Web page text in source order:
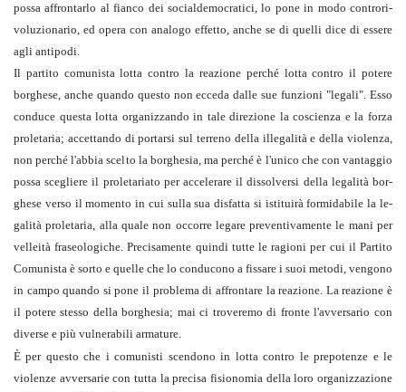
possa affrontarlo al fianco dei socialdemocratici, lo pone in modo controri­
voluzio­nario, ed opera con analogo effetto, anche se di quelli dice di essere
agli antipodi.
Il partito comunista lotta contro la reazione perché lotta contro il potere
borghese, anche quando questo non ecceda dalle sue funzioni "legali". Esso
conduce questa lotta organizzando in tale direzione la coscienza e la forza
proletaria; accettando di portarsi sul terreno della illegalità e della violenza,
non perché l'abbia scelto la borghesia, ma perché è l'unico che con vantag­gio
possa scegliere il proletariato per accelerare il dissolversi della legalità bor­
ghese verso il momento in cui sulla sua disfatta si istituirà formidabile la le­
galità proletaria, alla quale non oc­corre legare preventivamente le mani per
velleità fraseologiche. Precisamente quindi tutte le ragioni per cui il Partito
Comunista è sorto e quelle che lo conducono a fissare i suoi metodi, ven­gono
in campo quando si pone il problema di affrontare la rea­zione. La reazione è
il potere stesso della borghesia; mai ci tro­veremo di fronte l'avversario con
diverse e più vulnerabili ar­mature.
È per questo che i comunisti scendono in lotta contro le prepotenze e le
violenze avversarie con tutta la precisa fisiono­mia della loro organizzazione